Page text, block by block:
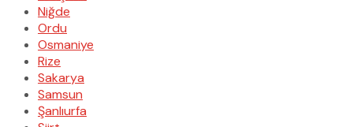
Niğde
Ordu
Osmaniye
Rize
Sakarya
Samsun
Şanlıurfa